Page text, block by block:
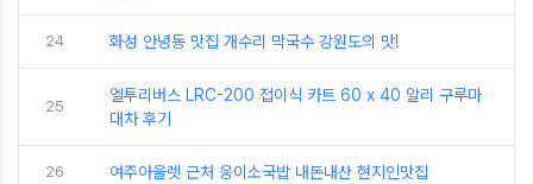
24 화성 안녕동 맛집 개수리 막국수 강원도의 맛!
25
엘투리버스 LRC-200 접이식 카트 60 x 40 알리 구루마
대차 후기
26 여주아울렛 근처 웅이소국밥 내돈내산 현지인맛집